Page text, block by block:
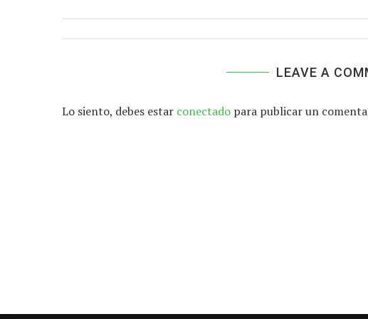
LEAVE A
Lo siento, debes estar conectado para publicar un